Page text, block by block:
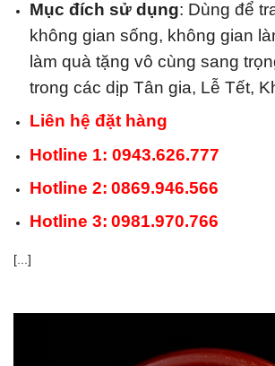
Mục đích sử dụng: Dùng để
không gian sống, không gian
làm quà tặng vô cùng sang
trong các dịp Tân gia, Lễ Tết,
Liên hệ đặt hàng
Hotline 1: 0943.626.777
Hotline 2: 0869.946.566
Hotline 3: 0981.970.766
[...]